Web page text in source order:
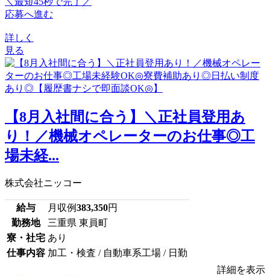
応募へ進む
詳しく
見る
【8月入社間に合う】＼正社員登用あ
り！／機械オペレーターのお仕事◎工
場未経...
株式会社ニッコー
給与 月収例383,350円
勤務地
三重県 東員町
寮・社宅 あり
仕事内容 加工・検査 / 自動車系工場 / 日勤
詳細を表示